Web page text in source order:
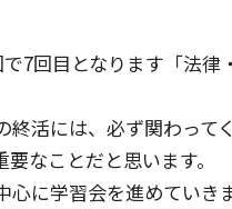
7回目となります「法
終活には、必ず関わっ
なことだと思います。
心に学習会を進めていき